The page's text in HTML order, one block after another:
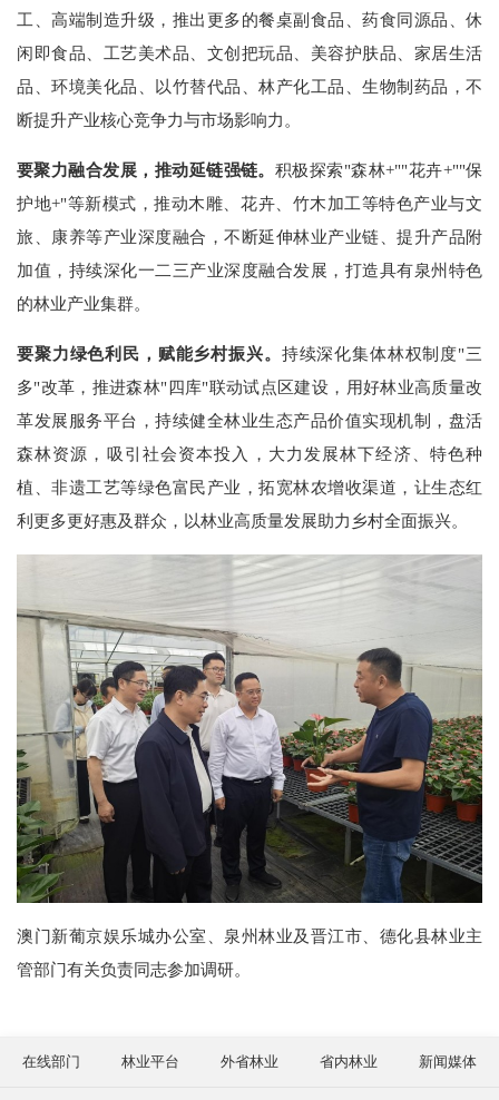
工、高端制造升级，推出更多的餐桌副食品、药食同源品、休
闲即食品、工艺美术品、文创把玩品、美容护肤品、家居生活
品、环境美化品、以竹替代品、林产化工品、生物制药品，不
断提升产业核心竞争力与市场影响力。
要聚力融合发展，推动延链强链。 积极探索"森林+""花卉+""保
护地+"等新模式，推动木雕、花卉、竹木加工等特色产业与文
旅、康养等产业深度融合，不断延伸林业产业链、提升产品附
加值，持续深化一二三产业深度融合发展，打造具有泉州特色
的林业产业集群。
要聚力绿色利民，赋能乡村振兴。 持续深化集体林权制度"三
多"改革，推进森林"四库"联动试点区建设，用好林业高质量改
革发展服务平台，持续健全林业生态产品价值实现机制，盘活
森林资源，吸引社会资本投入，大力发展林下经济、特色种
植、非遗工艺等绿色富民产业，拓宽林农增收渠道，让生态红
利更多更好惠及群众，以林业高质量发展助力乡村全面振兴。
澳门新葡京娱乐城办公室、泉州林业及晋江市、德化县林业主
管部门有关负责同志参加调研。
在线部门 林业平台 外省林业 省内林业 新闻媒体